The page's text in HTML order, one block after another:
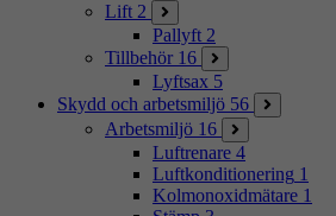
Lift 2
Pallyft 2
Tillbehör 16
Lyftsax 5
Skydd och arbetsmiljö 56
Arbetsmiljö 16
Luftrenare 4
Luftkonditionering 1
Kolmonoxidmätare 1